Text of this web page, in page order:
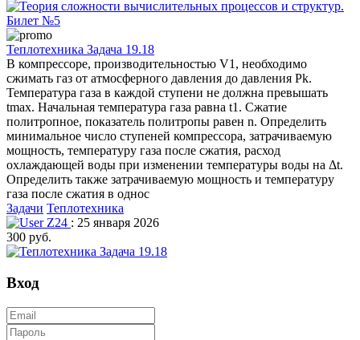
Теплотехника Задача 19.18
В компрессоре, производительностью V1, необходимо
сжимать газ от атмосферного давления до давления Pk.
Температура газа в каждой ступени не должна превышать
tmax. Начальная температура газа равна t1. Сжатие
политропное, показатель политропы равен n. Определить
минимальное число ступеней компрессора, затрачиваемую
мощность, температуру газа после сжатия, расход
охлаждающей воды при изменении температуры воды на Δt.
Определить также затрачиваемую мощность и температуру
газа после сжатия в однос
Задачи Теплотехника
Z24 : 25 января 2026
300 руб.
Вход